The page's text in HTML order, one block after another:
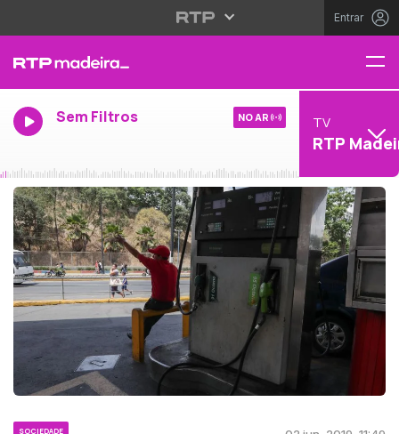
Entrar
Sem Filtros NO AR TV
RTP
SOCIEDADE